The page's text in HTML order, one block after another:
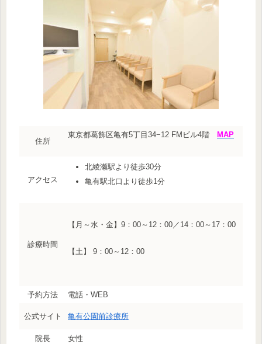
住所
東京都葛飾区亀有5丁目34−12 FMビル4階 MAP
アクセス
北綾瀬駅より徒歩30分
亀有駅北口より徒歩1分
診療時間
【月～水・金】9：00～12：00／14：00～17：00
【土】 9：00～12：00
予約方法 電話・WEB
公式サイト 亀有公園前診療所
院長 女性